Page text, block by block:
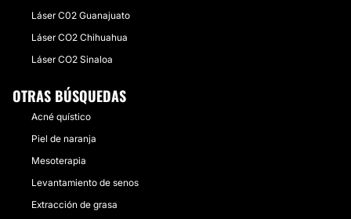
Láser C02 Guanajuato
Láser CO2 Chihuahua
Láser CO2 Sinaloa
OTRAS BÚSQUEDAS
Acné quístico
Piel de naranja
Mesoterapia
Levantamiento de senos
Extracción de grasa